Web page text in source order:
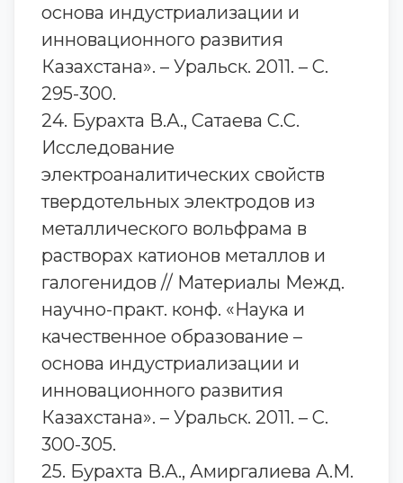
основа индустриализации и
инновационного развития
Казахстана». – Уральск. 2011. – С.
295-300.
24. Бурахта В.А., Сатаева С.С.
Исследование
электроаналитических свойств
твердотельных электродов из
металлического вольфрама в
растворах катионов металлов и
галогенидов // Материалы Межд.
научно-практ. конф. «Наука и
качественное образование –
основа индустриализации и
инновационного развития
Казахстана». – Уральск. 2011. – С.
300-305.
25. Бурахта В.А., Амиргалиева А.М.